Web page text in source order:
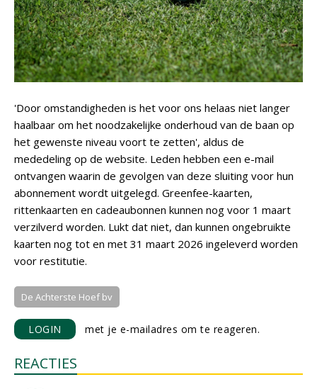
'Door omstandigheden is het voor ons helaas niet langer
haalbaar om het noodzakelijke onderhoud van de baan op
het gewenste niveau voort te zetten', aldus de
mededeling op de website. Leden hebben een e-mail
ontvangen waarin de gevolgen van deze sluiting voor hun
abonnement wordt uitgelegd. Greenfee-kaarten,
rittenkaarten en cadeaubonnen kunnen nog voor 1 maart
verzilverd worden. Lukt dat niet, dan kunnen ongebruikte
kaarten nog tot en met 31 maart 2026 ingeleverd worden
voor restitutie.
De Achterste Hoef bv
LOGIN met je e-mailadres om te reageren.
REACTIES